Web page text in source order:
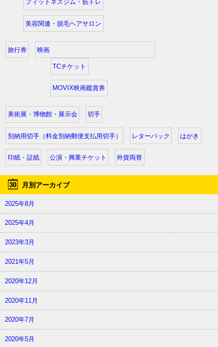
フィットネスジム・筋トレ
美容関連・脱毛ヘアサロン
旅行券 映画
TCチケット
MOVIX映画鑑賞券
美術展・博物館・展示会 切手
別納用切手（料金別納郵便支払用切手） レターパック はがき
印紙・証紙 公演・興業チケット 外貨両替
月別アーカイブ
2025年8月
2025年4月
2023年3月
2021年5月
2020年12月
2020年11月
2020年7月
2020年5月